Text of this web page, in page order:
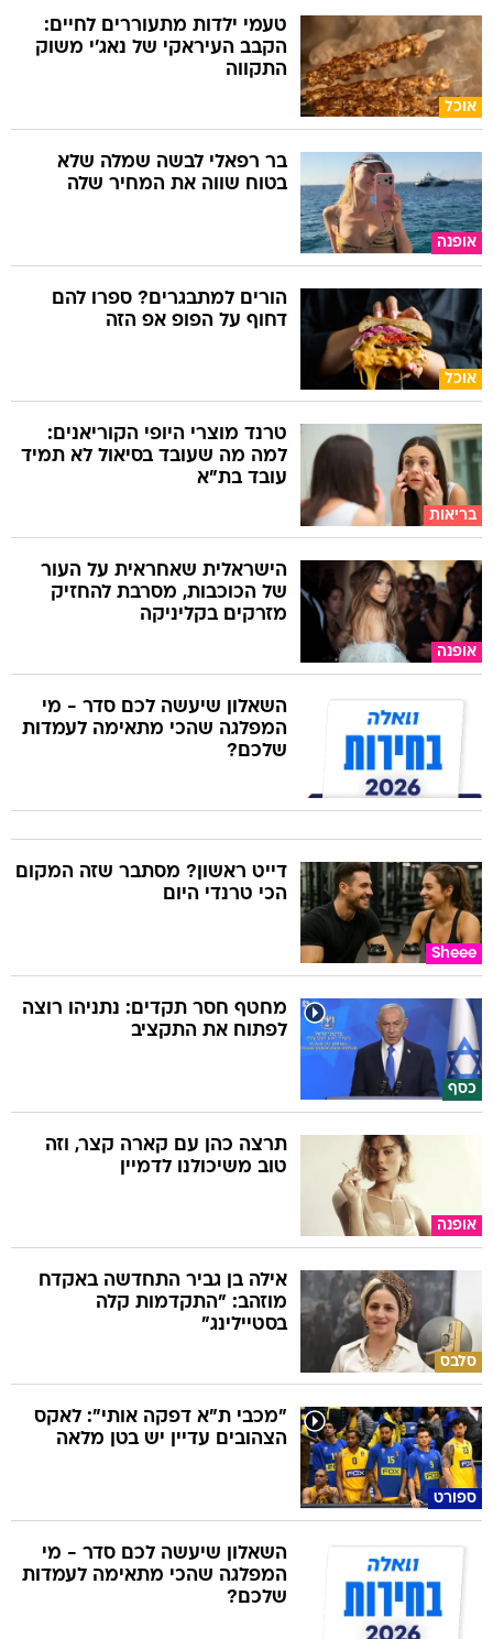
אוכל
טעמי ילדות מתעוררים לחיים:
הקבב העיראקי של נאג׳י משוק
התקווה
אופנה
בר רפאלי לבשה שמלה שלא
בטוח שווה את המחיר שלה
אוכל
הורים למתבגרים? ספרו להם
דחוף על הפופ אפ הזה
בריאות
טרנד מוצרי היופי הקוריאנים:
למה מה שעובד בסיאול לא תמיד
עובד בת"א
אופנה
הישראלית שאחראית על העור
של הכוכבות, מסרבת להחזיק
מזרקים בקליניקה
השאלון שיעשה לכם סדר - מי
המפלגה שהכי מתאימה לעמדות
שלכם?
Sheee
דייט ראשון? מסתבר שזה המקום
הכי טרנדי היום
כסף
מחטף חסר תקדים: נתניהו רוצה
לפתוח את התקציב
אופנה
תרצה כהן עם קארה קצר, וזה
טוב משיכולנו לדמיין
סלבס
אילה בן גביר התחדשה באקדח
מוזהב: "התקדמות קלה
בסטיילינג"
ספורט
"מכבי ת"א דפקה אותי": לאקס
הצהובים עדיין יש בטן מלאה
השאלון שיעשה לכם סדר - מי
המפלגה שהכי מתאימה לעמדות
שלכם?